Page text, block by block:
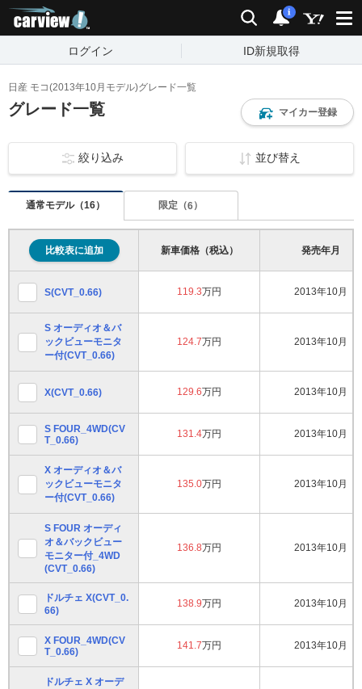
検索 通知
i
ログイン ID新規取得
日産 モコ(2013年10月モデル)グレード一覧
グレード一覧 マイカー登録
絞り込み 並び替え
通常モデル（16） 限定（6）
比較表に追加 新車価格（税込） 発売年月
S(CVT_0.66) 119.3万円 2013年10月
S オーディオ＆バ
ックビューモニタ
ー付(CVT_0.66)
124.7万円 2013年10月
X(CVT_0.66) 129.6万円 2013年10月
S FOUR_4WD(CV
T_0.66)
131.4万円 2013年10月
X オーディオ＆バ
ックビューモニタ
ー付(CVT_0.66)
135.0万円 2013年10月
S FOUR オーディ
オ＆バックビュー
モニター付_4WD
(CVT_0.66)
136.8万円 2013年10月
ドルチェ X(CVT_0.
66)
138.9万円 2013年10月
X FOUR_4WD(CV
T_0.66)
141.7万円 2013年10月
ドルチェ X オーデ